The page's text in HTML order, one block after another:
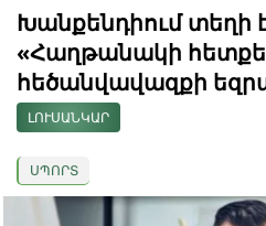
Խանքենդիում տեղի է
«Հաղթանակի
հեծանվավազքի
ԼՈՒՍԱՆԿԱՐ
ՍՊՈՐՏ